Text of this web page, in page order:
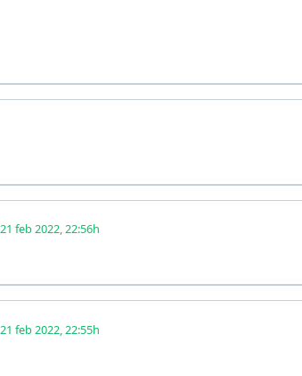
feb 2022, 22:56h
feb 2022, 22:55h